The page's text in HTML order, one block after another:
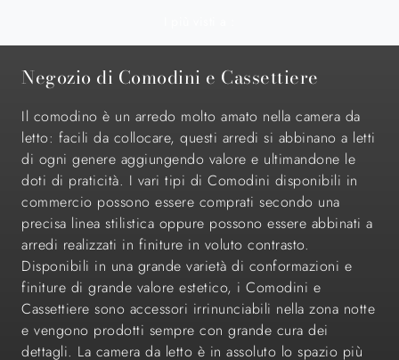
Negozio di Comodini e Cassettiere
Il comodino è un arredo molto amato nella camera da
letto: facili da collocare, questi arredi si abbinano a letti
di ogni genere aggiungendo valore e ultimandone le
doti di praticità. I vari tipi di Comodini disponibili in
commercio possono essere comprati secondo una
precisa linea stilistica oppure possono essere abbinati a
arredi realizzati in finiture in voluto contrasto.
Disponibili in una grande varietà di conformazioni e
finiture di grande valore estetico, i Comodini e
Cassettiere sono accessori irrinunciabili nella zona notte
e vengono prodotti sempre con grande cura dei
dettagli. La camera da letto è in assoluto lo spazio più